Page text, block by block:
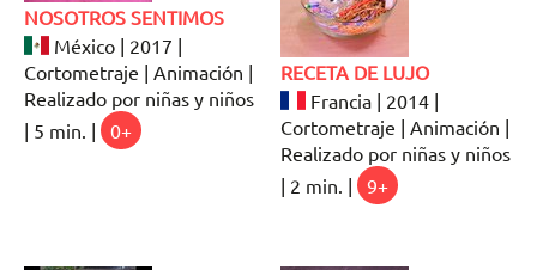
NOSOTROS SENTIMOS
México | 2017 |
Cortometraje | Animación |
Realizado por niñas y niños
| 5 min. |
0+
RECETA DE LUJO
Francia | 2014 |
Cortometraje | Animación |
Realizado por niñas y niños
| 2 min. |
9+